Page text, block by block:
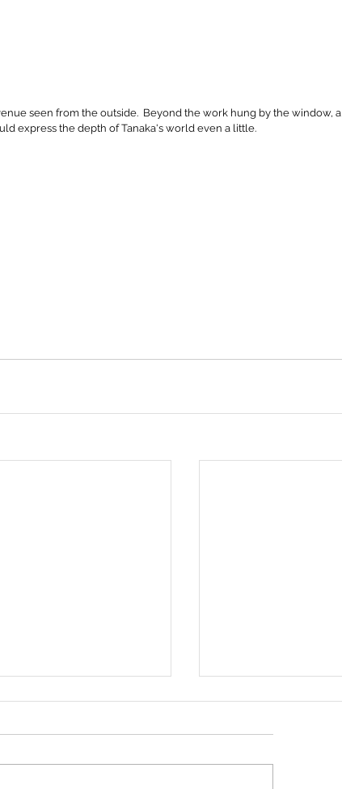
seen from the outside.  Beyond the work hung by the window, a
express the depth of Tanaka's world even a little.